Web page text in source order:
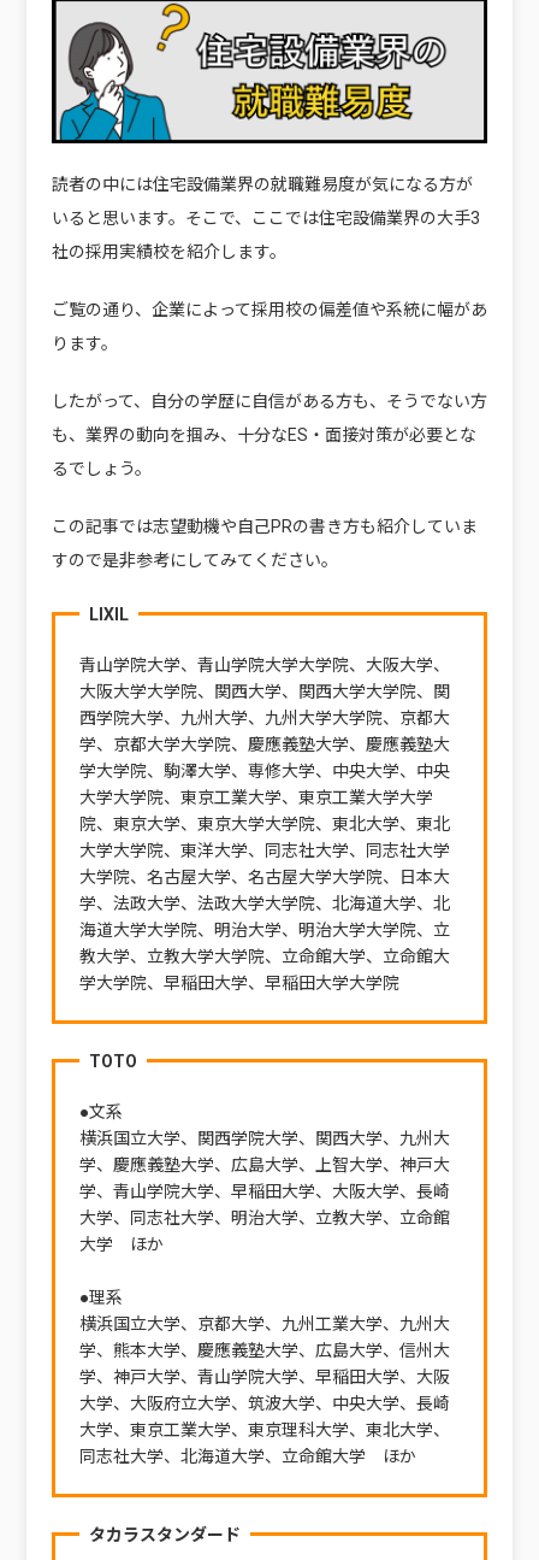
読者の中には住宅設備業界の就職難易度が気になる方が
いると思います。そこで、ここでは住宅設備業界の大手3
社の採用実績校を紹介します。
ご覧の通り、企業によって採用校の偏差値や系統に幅があ
ります。
したがって、自分の学歴に自信がある方も、そうでない方
も、業界の動向を掴み、十分なES・面接対策が必要とな
るでしょう。
この記事では志望動機や自己PRの書き方も紹介していま
すので是非参考にしてみてください。
LIXIL
青山学院大学、青山学院大学大学院、大阪大学、
大阪大学大学院、関西大学、関西大学大学院、関
西学院大学、九州大学、九州大学大学院、京都大
学、京都大学大学院、慶應義塾大学、慶應義塾大
学大学院、駒澤大学、専修大学、中央大学、中央
大学大学院、東京工業大学、東京工業大学大学
院、東京大学、東京大学大学院、東北大学、東北
大学大学院、東洋大学、同志社大学、同志社大学
大学院、名古屋大学、名古屋大学大学院、日本大
学、法政大学、法政大学大学院、北海道大学、北
海道大学大学院、明治大学、明治大学大学院、立
教大学、立教大学大学院、立命館大学、立命館大
学大学院、早稲田大学、早稲田大学大学院
TOTO
●文系
横浜国立大学、関西学院大学、関西大学、九州大
学、慶應義塾大学、広島大学、上智大学、神戸大
学、青山学院大学、早稲田大学、大阪大学、長崎
大学、同志社大学、明治大学、立教大学、立命館
大学 ほか
●理系
横浜国立大学、京都大学、九州工業大学、九州大
学、熊本大学、慶應義塾大学、広島大学、信州大
学、神戸大学、青山学院大学、早稲田大学、大阪
大学、大阪府立大学、筑波大学、中央大学、長崎
大学、東京工業大学、東京理科大学、東北大学、
同志社大学、北海道大学、立命館大学 ほか
タカラスタンダード